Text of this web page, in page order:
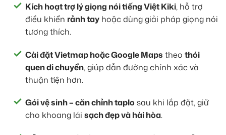
Kích hoạt trợ lý giọng nói tiếng Việt Kiki, hỗ trợ
điều khiển rảnh tay hoặc dùng giải pháp giọng nói
tương thích.
Cài đặt Vietmap hoặc Google Maps theo thói
quen di chuyển, giúp dẫn đường chính xác và
thuận tiện hơn.
Gói vệ sinh – căn chỉnh taplo sau khi lắp đặt, giữ
cho khoang lái sạch đẹp và hài hòa.